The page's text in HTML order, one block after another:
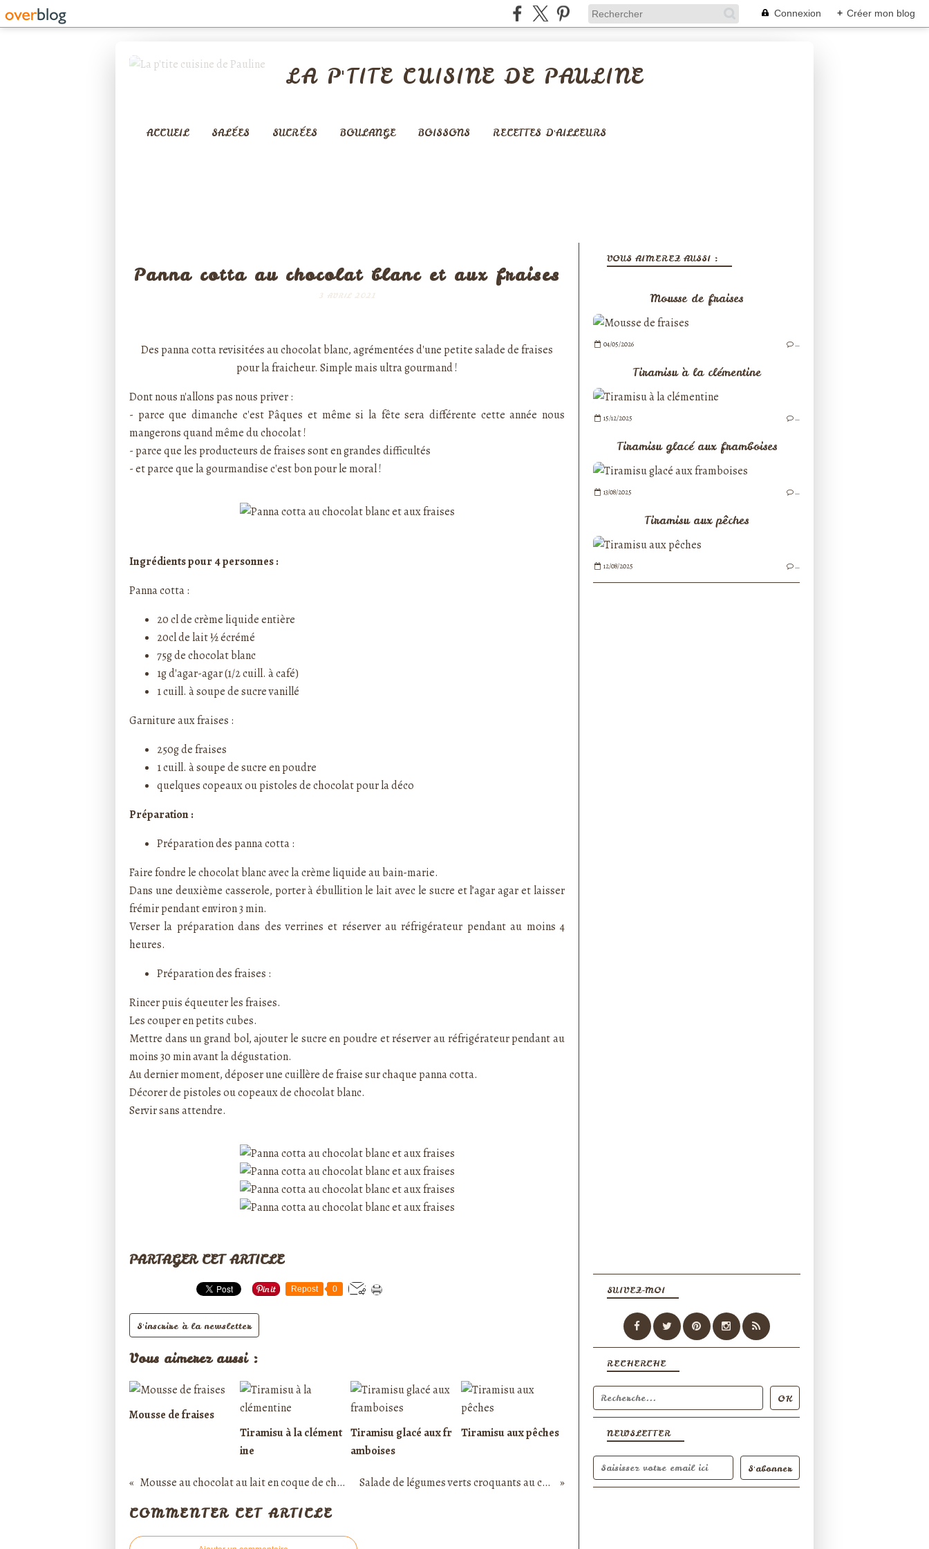
Connexion + Créer mon blog
LA P'TITE CUISINE DE PAULINE
ACCUEIL SALÉES SUCRÉES BOULANGE BOISSONS RECETTES D'AILLEURS
Panna cotta au chocolat blanc et aux fraises
3 AVRIL 2021
Des panna cotta revisitées au chocolat blanc, agrémentées d'une petite salade de fraises
pour la fraicheur. Simple mais ultra gourmand !
Dont nous n'allons pas nous priver :
- parce que dimanche c'est Pâques et même si la fête sera différente cette année nous
mangerons quand même du chocolat !
- parce que les producteurs de fraises sont en grandes difficultés
- et parce que la gourmandise c'est bon pour le moral !
Ingrédients pour 4 personnes :
Panna cotta :
20 cl de crème liquide entière
20cl de lait ½ écrémé
75g de chocolat blanc
1g d'agar-agar (1/2 cuill. à café)
1 cuill. à soupe de sucre vanillé
Garniture aux fraises :
250g de fraises
1 cuill. à soupe de sucre en poudre
quelques copeaux ou pistoles de chocolat pour la déco
Préparation :
Préparation des panna cotta :
Faire fondre le chocolat blanc avec la crème liquide au bain-marie.
Dans une deuxième casserole, porter à ébullition le lait avec le sucre et l’agar agar et laisser
frémir pendant environ 3 min.
Verser la préparation dans des verrines et réserver au réfrigérateur pendant au moins 4
heures.
Préparation des fraises :
Rincer puis équeuter les fraises.
Les couper en petits cubes.
Mettre dans un grand bol, ajouter le sucre en poudre et réserver au réfrigérateur pendant au
moins 30 min avant la dégustation.
Au dernier moment, déposer une cuillère de fraise sur chaque panna cotta.
Décorer de pistoles ou copeaux de chocolat blanc.
Servir sans attendre.
PARTAGER CET ARTICLE
Repost 0
S'inscrire à la newsletter
Vous aimerez aussi :
Mousse de fraises
Tiramisu à la clément
ine
Tiramisu glacé aux fr
amboises
Tiramisu aux pêches
Mousse au chocolat au lait en coque de chocolat noir Salade de légumes verts croquants au chèvre frais
COMMENTER CET ARTICLE
NEWSLETTER
SUIVEZ-MOI
RECHERCHE
VOUS AIMEREZ AUSSI :
Mousse de fraises
04/05/2026 …
Tiramisu à la clémentine
15/12/2025 …
Tiramisu glacé aux framboises
13/08/2025 …
Tiramisu aux pêches
12/08/2025 …